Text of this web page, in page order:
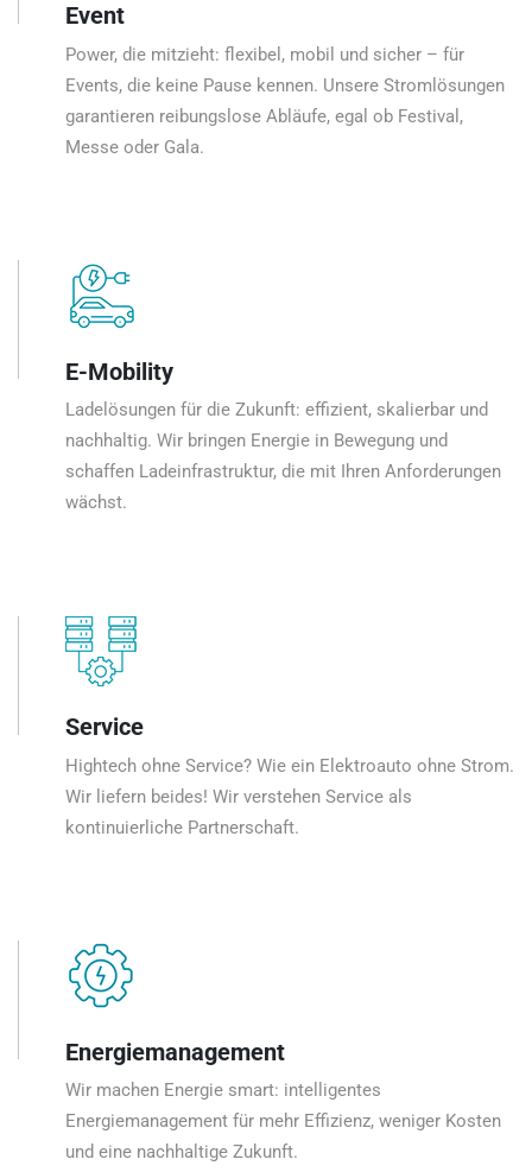
Event
Power, die mitzieht: flexibel, mobil und sicher – für
Events, die keine Pause kennen. Unsere Stromlösungen
garantieren reibungslose Abläufe, egal ob Festival,
Messe oder Gala.
E-Mobility
Ladelösungen für die Zukunft: effizient, skalierbar und
nachhaltig. Wir bringen Energie in Bewegung und
schaffen Ladeinfrastruktur, die mit Ihren Anforderungen
wächst.
Service
Hightech ohne Service? Wie ein Elektroauto ohne Strom.
Wir liefern beides! Wir verstehen Service als
kontinuierliche Partnerschaft.
Energiemanagement
Wir machen Energie smart: intelligentes
Energiemanagement für mehr Effizienz, weniger Kosten
und eine nachhaltige Zukunft.